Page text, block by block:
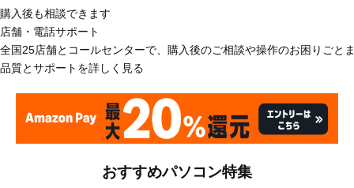
購入後も相談できます
店舗・電話サポート
全国25店舗とコールセンターで、購入後のご相談や操作のお困りごと
品質とサポートを詳しく見る
おすすめパソコン特集